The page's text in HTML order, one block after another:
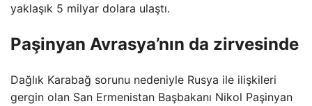
yaklaşık 5 milyar dolara ulaştı.
Paşinyan Avrasya’nın da zirvesinde
Dağlık Karabağ sorunu nedeniyle Rusya ile ilişkileri
gergin olan San Ermenistan Başbakanı Nikol Paşinyan